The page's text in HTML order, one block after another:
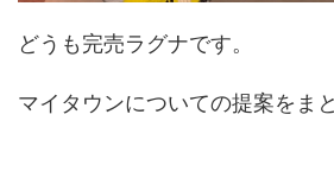
どうも完売ラグナです。
マイタウンについての提案をま